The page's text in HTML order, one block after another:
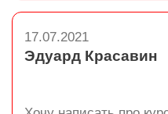
17.07.2021
Эдуард Красавин